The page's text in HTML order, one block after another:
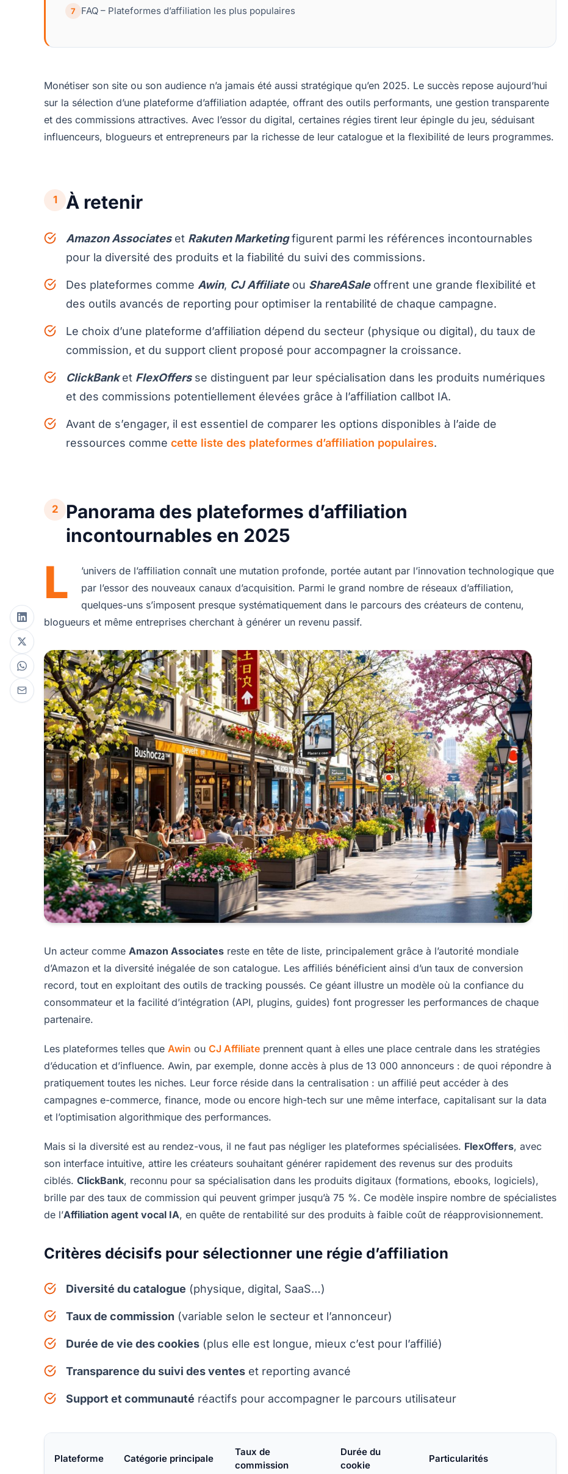
7 FAQ – Plateformes d’affiliation les plus populaires
Monétiser son site ou son audience n’a jamais été aussi stratégique qu’en 2025. Le succès repose aujourd’hui
sur la sélection d’une plateforme d’affiliation adaptée, offrant des outils performants, une gestion transparente
et des commissions attractives. Avec l’essor du digital, certaines régies tirent leur épingle du jeu, séduisant
influenceurs, blogueurs et entrepreneurs par la richesse de leur catalogue et la flexibilité de leurs programmes.
1 À retenir
Amazon Associateset Rakuten Marketingfigurent parmi les références incontournables
pour la diversité des produits et la fiabilité du suivi des commissions.
Des plateformes comme Awin, CJ Affiliateou ShareASaleoffrent une grande flexibilité et
des outils avancés de reporting pour optimiser la rentabilité de chaque campagne.
Le choix d’une plateforme d’affiliation dépend du secteur (physique ou digital), du taux de
commission, et du support client proposé pour accompagner la croissance.
ClickBanket FlexOffersse distinguent par leur spécialisation dans les produits numériques
et des commissions potentiellement élevées grâce à l’affiliation callbot IA.
Avant de s’engager, il est essentiel de comparer les options disponibles à l’aide de
ressources comme cette liste des plateformes d’affiliation populaires.
2
Panorama des plateformes d’affiliation
incontournables en 2025
L
’univers de l’affiliation connaît une mutation profonde, portée autant par l’innovation technologique que
par l’essor des nouveaux canaux d’acquisition. Parmi le grand nombre de réseaux d’affiliation,
quelques-uns s’imposent presque systématiquement dans le parcours des créateurs de contenu,
blogueurs et même entreprises cherchant à générer un revenu passif.
Un acteur comme Amazon Associates reste en tête de liste, principalement grâce à l’autorité mondiale
d’Amazon et la diversité inégalée de son catalogue. Les affiliés bénéficient ainsi d’un taux de conversion
record, tout en exploitant des outils de tracking poussés. Ce géant illustre un modèle où la confiance du
consommateur et la facilité d’intégration (API, plugins, guides) font progresser les performances de chaque
partenaire.
Les plateformes telles que Awin ou CJ Affiliate prennent quant à elles une place centrale dans les stratégies
d’éducation et d’influence. Awin, par exemple, donne accès à plus de 13 000 annonceurs : de quoi répondre à
pratiquement toutes les niches. Leur force réside dans la centralisation : un affilié peut accéder à des
campagnes e-commerce, finance, mode ou encore high-tech sur une même interface, capitalisant sur la data
et l’optimisation algorithmique des performances.
Mais si la diversité est au rendez-vous, il ne faut pas négliger les plateformes spécialisées. FlexOffers, avec
son interface intuitive, attire les créateurs souhaitant générer rapidement des revenus sur des produits
ciblés. ClickBank, reconnu pour sa spécialisation dans les produits digitaux (formations, ebooks, logiciels),
brille par des taux de commission qui peuvent grimper jusqu’à 75 %. Ce modèle inspire nombre de spécialistes
de l’Affiliation agent vocal IA, en quête de rentabilité sur des produits à faible coût de réapprovisionnement.
Critères décisifs pour sélectionner une régie d’affiliation
Diversité du catalogue (physique, digital, SaaS…)
Taux de commission (variable selon le secteur et l’annonceur)
Durée de vie des cookies (plus elle est longue, mieux c’est pour l’affilié)
Transparence du suivi des ventes et reporting avancé
Support et communauté réactifs pour accompagner le parcours utilisateur
Plateforme Catégorie principale
Taux de
commission
Durée du
cookie
Particularités